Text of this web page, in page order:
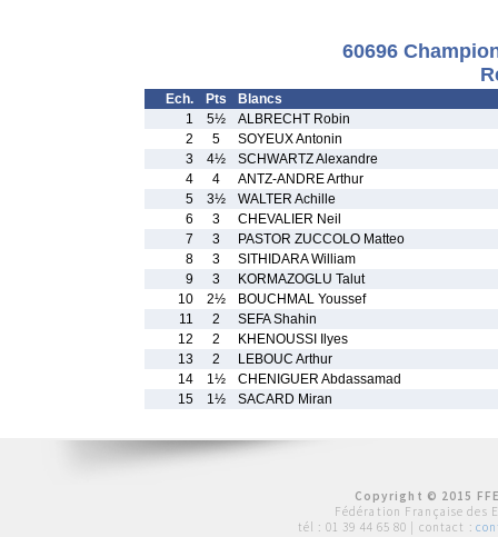
60696
Ech. Pts
Blancs
1
5½
ALBRECHT Robin
2
5
SOYEUX Antonin
3
4½
SCHWARTZ Alexandre
4
4
ANTZ-ANDRE Arthur
5
3½
WALTER Achille
6
3
CHEVALIER Neil
7
3
PASTOR ZUCCOLO Matteo
8
3
SITHIDARA William
9
3
KORMAZOGLU Talut
10
2½
BOUCHMAL Youssef
11
2
SEFA Shahin
12
2
KHENOUSSI Ilyes
13
2
LEBOUC Arthur
14
1½
CHENIGUER Abdassamad
15
1½ SACARD Miran
Copyright © 2015
Fédération Française des
tél : 01 39 44 65 80 | contact :